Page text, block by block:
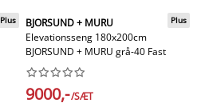
Plus
BJORSUND + MURU
Elevationsseng 180x200cm
BJORSUND + MURU grå-40 Fast
Plus






9000,-/SÆT